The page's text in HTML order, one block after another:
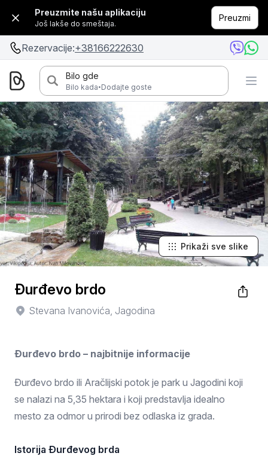
Preuzmite našu aplikaciju
Još lakše do smeštaja.
Preuzmi
Rezervacije:+38166222630
Bilo gde
Bilo kada·Dodajte goste
Prikaži sve slike
Đurđevo brdo
Stevana Ivanovića, Jagodina
Đurđevo brdo – najbitnije informacije
Đurđevo brdo ili Aračlijski potok je park u Jagodini koji
se nalazi na 5,35 hektara i koji predstavlja idealno
mesto za odmor u prirodi bez odlaska iz grada.
Istorija Đurđevog brda